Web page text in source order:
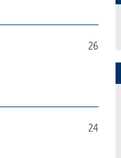
26
24